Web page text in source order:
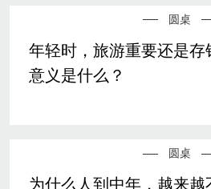
圆桌
年轻时，旅游重要还是存
意义是什么？
圆桌
为什么人到中年，越来越